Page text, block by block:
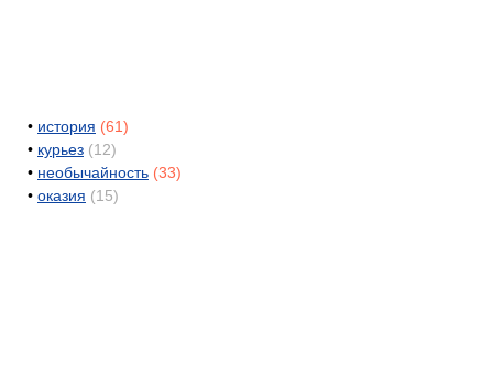
• история (61)
• курьез (12)
• необычайность (33)
• оказия (15)